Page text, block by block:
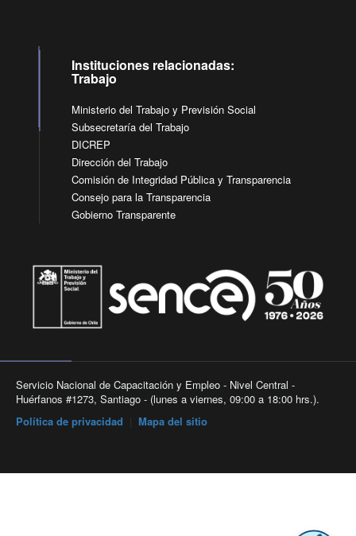
Instituciones relacionadas:
Trabajo
Ministerio del Trabajo y Previsión Social
Subsecretaría del Trabajo
DICREP
Dirección del Trabajo
Comisión de Integridad Pública y Transparencia
Consejo para la Transparencia
Gobierno Transparente
Servicio Nacional de Capacitación y Empleo - Nivel Central -
Huérfanos #1273, Santiago - (lunes a viernes, 09:00 a 18:00 hrs.).
Política de privacidad
Mapa del sitio